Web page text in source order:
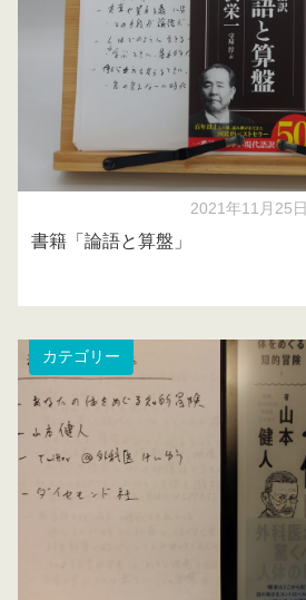
2021年11月25日
書籍「論語と算盤」
カテゴリー